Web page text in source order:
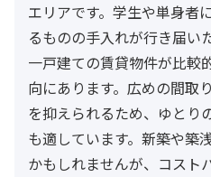
エリアです。学生や単身者
るものの手入れが行き届い
一戸建ての賃貸物件が比較
向にあります。広めの間取
を抑えられるため、ゆとり
も適しています。新築や築
かもしれませんが、コスト